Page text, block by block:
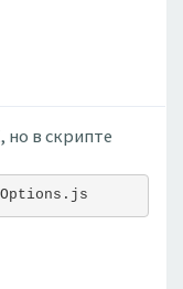
но в скрипте